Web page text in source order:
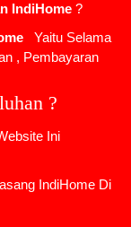
IndiHome ?
Yaitu Selama
, Pembayaran
?
Ini
IndiHome Di